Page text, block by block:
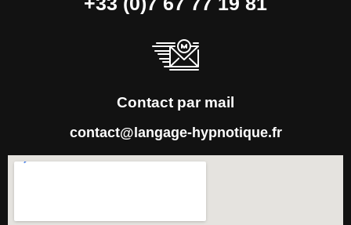
Contact par mail
contact@langage-hypnotique.fr